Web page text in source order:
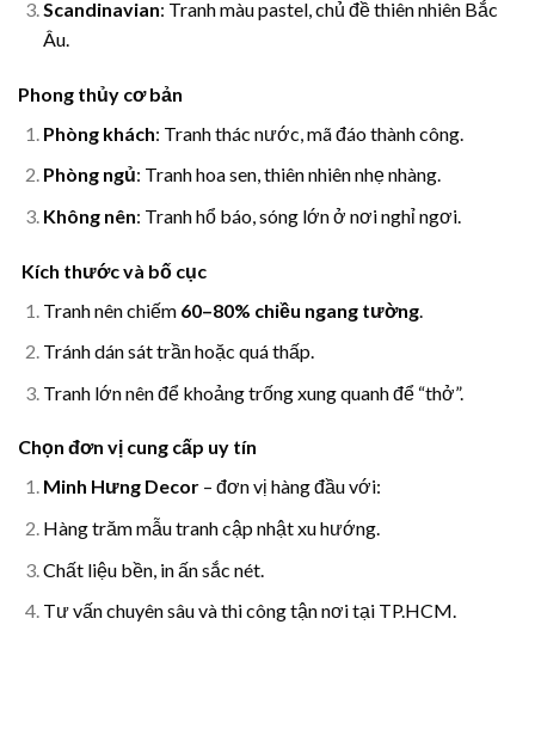
Scandinavian: Tranh màu pastel, chủ đề thiên nhiên Bắc
Âu.
Phong thủy cơ bản
Phòng khách: Tranh thác nước, mã đáo thành công.
Phòng ngủ: Tranh hoa sen, thiên nhiên nhẹ nhàng.
Không nên: Tranh hổ báo, sóng lớn ở nơi nghỉ ngơi.
Kích thước và bố cục
Tranh nên chiếm 60–80% chiều ngang tường.
Tránh dán sát trần hoặc quá thấp.
Tranh lớn nên để khoảng trống xung quanh để “thở”.
Chọn đơn vị cung cấp uy tín
Minh Hưng Decor– đơn vị hàng đầu với:
Hàng trăm mẫu tranh cập nhật xu hướng.
Chất liệu bền, in ấn sắc nét.
Tư vấn chuyên sâu và thi công tận nơi tại TP.HCM.